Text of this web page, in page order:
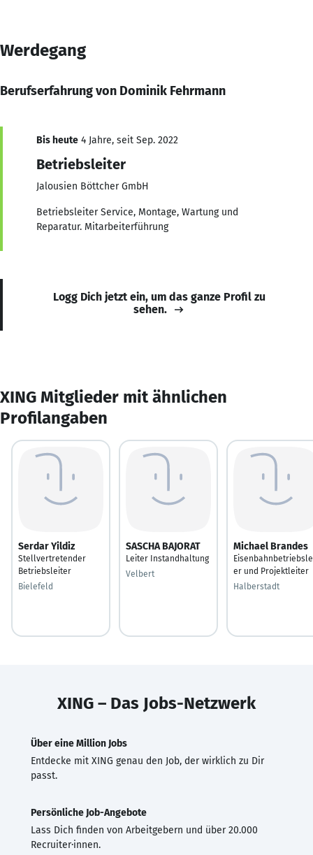
Werdegang
Berufserfahrung von Dominik Fehrmann
Bis heute 4 Jahre, seit Sep. 2022
Betriebsleiter
Jalousien Böttcher GmbH
Betriebsleiter Service, Montage, Wartung und
Reparatur. Mitarbeiterführung
Logg Dich jetzt ein, um das ganze Profil zu
sehen.
XING Mitglieder mit ähnlichen
Profilangaben
Serdar Yildiz
Stellvertretender
Betriebsleiter
Bielefeld
SASCHA BAJORAT
Leiter Instandhaltung
Velbert
Michael Brandes
er und Projektleiter
Halberstadt
XING – Das Jobs-Netzwerk
Über eine Million Jobs
Entdecke mit XING genau den Job, der wirklich zu Dir
passt.
Persönliche Job-Angebote
Lass Dich finden von Arbeitgebern und über 20.000
Recruiter·innen.